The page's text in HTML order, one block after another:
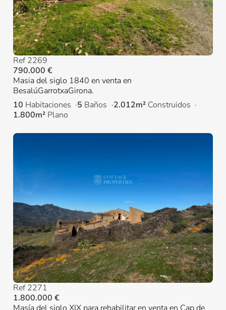
Ref 2269
790.000 €
Masia del siglo 1840 en venta en
BesalúGarrotxaGirona.
10 Habitaciones 5 Baños 2.012m² Construidos
1.800m² Plano
Ref 2271
1.800.000 €